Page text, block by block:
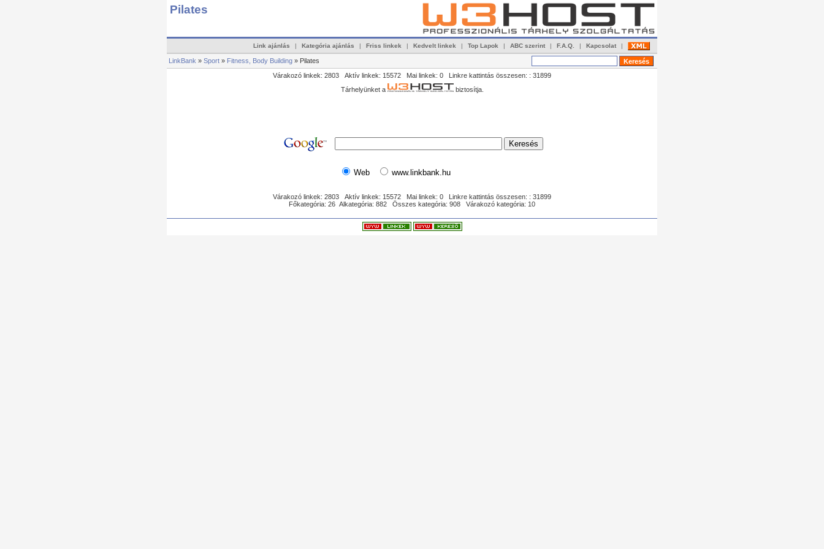
Pilates
Link ajánlás | Kategória ajánlás | Friss linkek | Kedvelt linkek | Top Lapok | ABC szerint | F.A.Q. | Kapcsolat |
LinkBank » Sport » Fitness, Body Building » Pilates
Várakozó linkek: 2803 Aktív linkek: 15572 Mai linkek: 0 Linkre kattintás összesen: : 31899
Tárhelyünket a
biztosítja.
Web www.linkbank.hu
Várakozó linkek: 2803 Aktív linkek: 15572 Mai linkek: 0 Linkre kattintás összesen: : 31899
Főkategória: 26 Alkategória: 882 Összes kategória: 908 Várakozó kategória: 10